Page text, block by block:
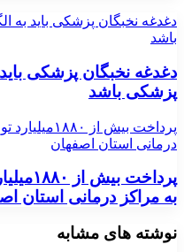
دغدغه نخبگان پزشکی باید به
باشد
دغدغه نخبگان پزشکی
پزشکی باشد
پرداخت بیش
درمانی استان اصفهان
به مراکز درمانی استان
نوشته های مشابه